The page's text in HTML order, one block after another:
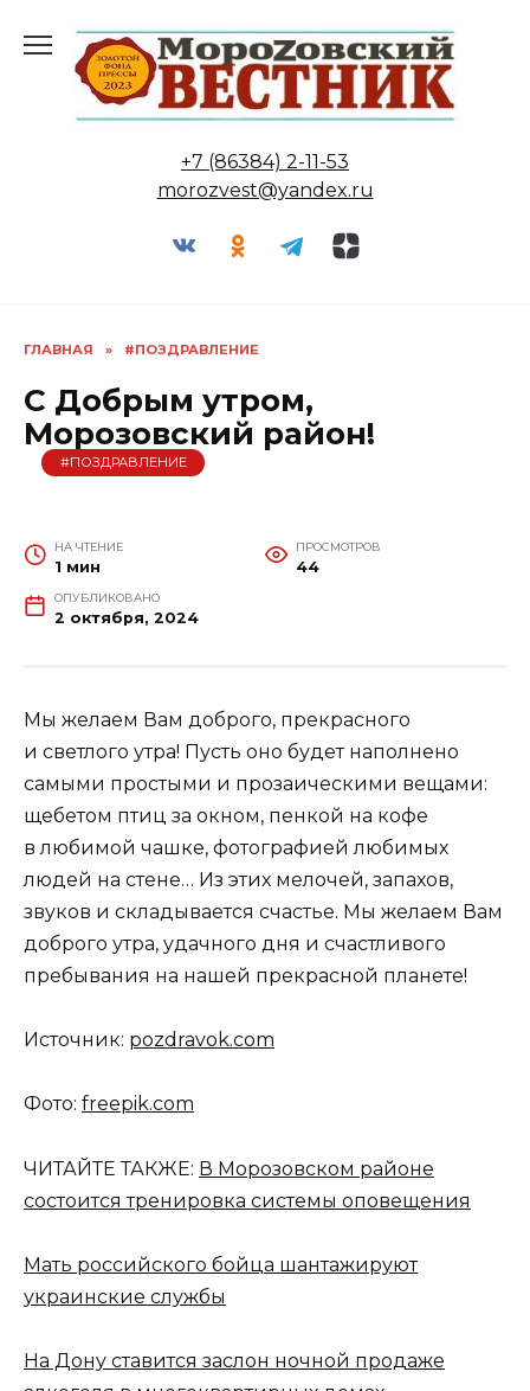
содержанию
+7 (86384) 2-11-53
morozvest@yandex.ru
ГЛАВНАЯ » #ПОЗДРАВЛЕНИЕ
С Добрым утром,
Морозовский район!
#ПОЗДРАВЛЕНИЕ
НА ЧТЕНИЕ
1 мин
ПРОСМОТРОВ
44
ОПУБЛИКОВАНО
2 октября, 2024
Мы желаем Вам доброго, прекрасного
и светлого утра! Пусть оно будет наполнено
самыми простыми и прозаическими вещами:
щебетом птиц за окном, пенкой на кофе
в любимой чашке, фотографией любимых
людей на стене… Из этих мелочей, запахов,
звуков и складывается счастье. Мы желаем Вам
доброго утра, удачного дня и счастливого
пребывания на нашей прекрасной планете!
Источник: pozdravok.com
Фото: freepik.com
ЧИТАЙТЕ ТАКЖЕ: В Морозовском районе
состоится тренировка системы оповещения
Мать российского бойца шантажируют
украинские службы
На Дону ставится заслон ночной продаже